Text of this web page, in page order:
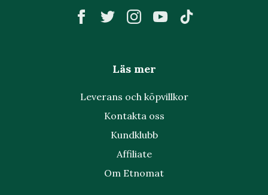
Läs mer
Leverans och köpvillkor
Kontakta oss
Kundklubb
Affiliate
Om Etnomat